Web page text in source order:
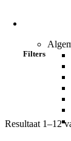
Filters
Resultaat 1–12